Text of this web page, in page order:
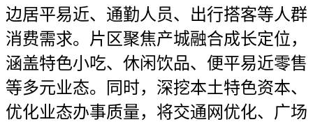
边居平易近、通勤人员、出行搭客等人群
消费需求。片区聚焦产城融合成长定位，
涵盖特色小吃、休闲饮品、便平易近零售
等多元业态。同时，深挖本土特色资本、
优化业态办事质量，将交通网优化、广场